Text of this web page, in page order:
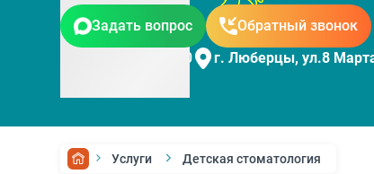
Задать вопрос
Обратный звонок
Пн-Вс 9:00-21:00
г. Люберцы, ул.8
Услуги Детская стоматология